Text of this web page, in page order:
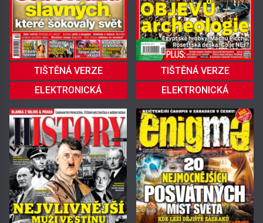
TIŠTĚNÁ VERZE
ELEKTRONICKÁ
TIŠTĚNÁ VERZE
ELEKTRONICKÁ